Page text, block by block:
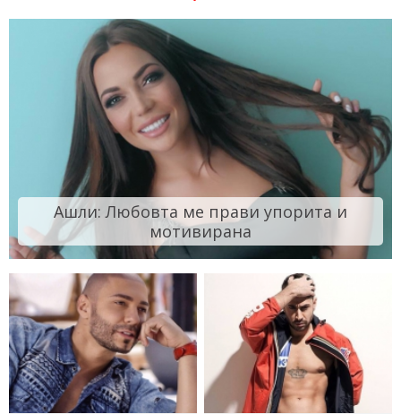
Ашли: Любовта ме прави упорита и
мотивирана